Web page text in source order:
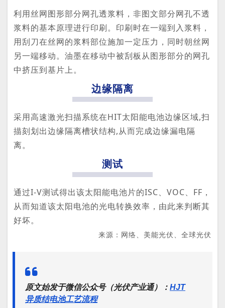
利用丝网图形部分网孔透浆料，非图文部分网孔不透
浆料的基本原理进行印刷。印刷时在一端到入浆料，
用刮刀在丝网的浆料部位施加一定压力，同时朝丝网
另一端移动。油墨在移动中被刮板从图形部分的网孔
中挤压到基片上。
边缘隔离
采用高速激光扫描系统在HIT太阳能电池边缘区域,扫
描刻划出边缘隔离槽状结构,从而完成边缘漏电隔
离。
测试
通过I-V测试得出该太阳能电池片的ISC、VOC、FF，
从而知道该太阳电池的光电转换效率，由此来判断其
好坏。
来源：网络、美能光伏、全球光伏
原文始发于微信公众号（光伏产业通）： HJT
异质结电池工艺流程